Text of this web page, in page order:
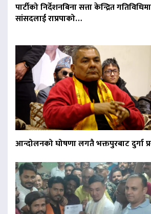
पार्टीको निर्देशनबिना सत्ता केन्द्रित
सांसदलाई राप्रपाको…
आन्दोलनको घोषणा लगतै भक्तपुरबाट दुर्गा